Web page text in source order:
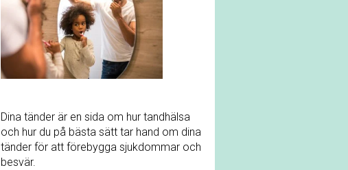
Dina tänder är en sida om hur tandhälsa
och hur du på bästa sätt tar hand om dina
tänder för att förebygga sjukdommar och
besvär.